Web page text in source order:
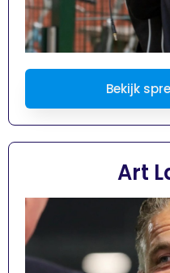
Bekijk
Art